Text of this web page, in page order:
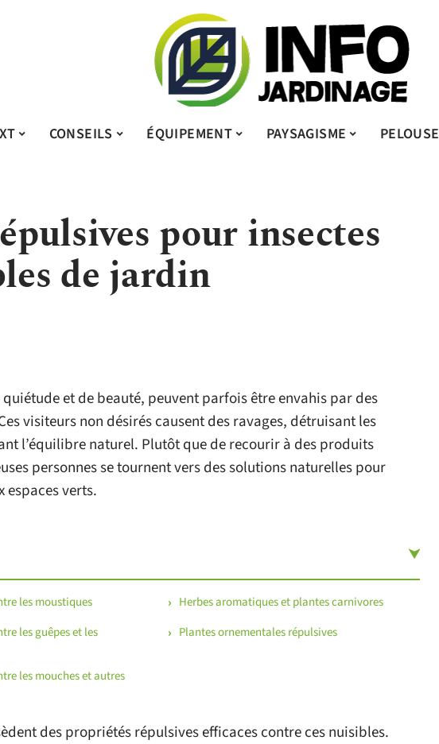
CONSEILS ÉQUIPEMENT PAYSAGISME PELOUSE
pour insectes
de jardin
et de beauté, peuvent parfois être envahis par des
visiteurs non désirés causent des ravages, détruisant les
l’équilibre naturel. Plutôt que de recourir à des produits
personnes se tournent vers des solutions naturelles pour
espaces verts.
les moustiques
les guêpes et les
les mouches et autres
Herbes aromatiques et plantes carnivores
Plantes ornementales répulsives
des propriétés répulsives efficaces contre ces nuisibles.